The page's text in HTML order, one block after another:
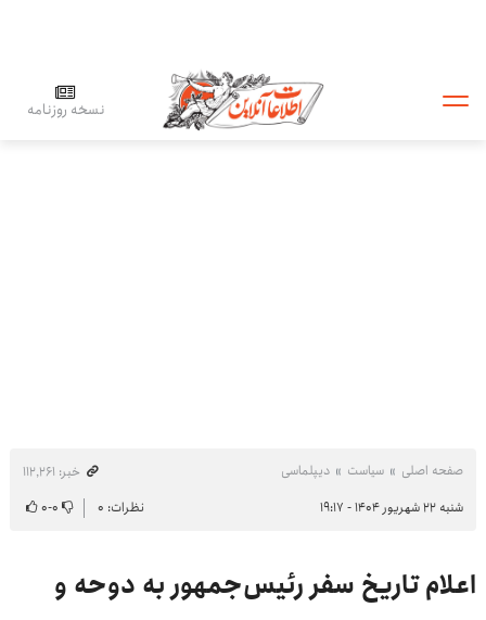
نسخه روزنامه
صفحه اصلی سیاست دیپلماسی
خبر: ۱۱۲٬۲۶۱
شنبه ۲۲ شهریور ۱۴۰۴ - ۱۹:۱۷
نظرات: ۰ ۰-۰
اعلام تاریخ سفر رئیس‌جمهور به دوحه و